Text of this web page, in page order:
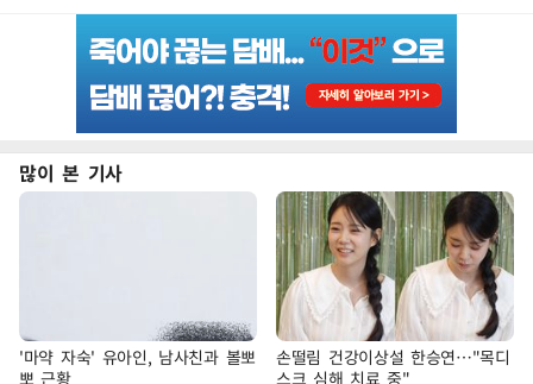
많이 본 기사
'마약 자숙' 유아인, 남사친과 볼뽀
뽀 근황
손떨림 건강이상설 한승연…"목디
스크 심해 치료 중"